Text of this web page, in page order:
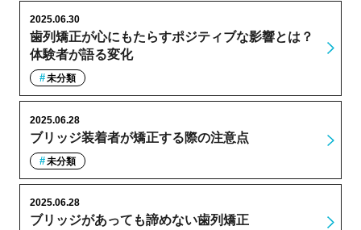
歯列矯正が心にもたらすポジティブな影響とは？
体験者が語る変化
2025.06.30
未分類
ブリッジ装着者が矯正する際の注意点
2025.06.28
未分類
ブリッジがあっても諦めない歯列矯正
2025.06.28